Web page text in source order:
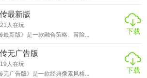
最新版
人在玩
最新版》是一款融合策略、冒险...
下载
无广告版
人在玩
无广告版》是一款经典像素风格...
下载